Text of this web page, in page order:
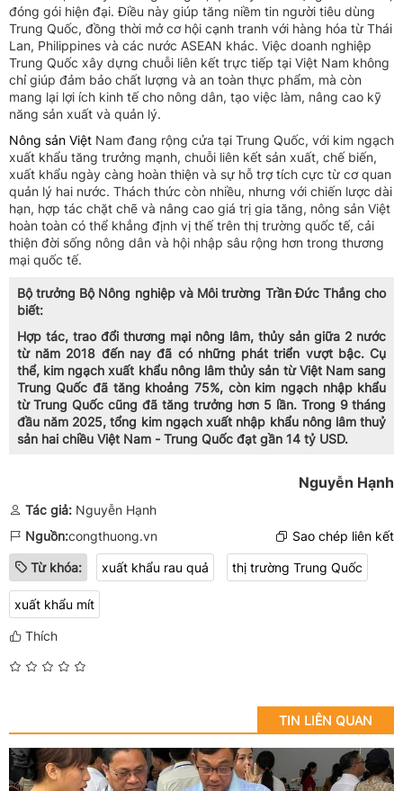
đóng gói hiện đại. Điều này giúp tăng niềm tin người tiêu dùng
Trung Quốc, đồng thời mở cơ hội cạnh tranh với hàng hóa từ Thái
Lan, Philippines và các nước ASEAN khác. Việc doanh nghiệp
Trung Quốc xây dựng chuỗi liên kết trực tiếp tại Việt Nam không
chỉ giúp đảm bảo chất lượng và an toàn thực phẩm, mà còn
mang lại lợi ích kinh tế cho nông dân, tạo việc làm, nâng cao kỹ
năng sản xuất và quản lý.
Nông sản Việt Nam đang rộng cửa tại Trung Quốc, với kim ngạch
xuất khẩu tăng trưởng mạnh, chuỗi liên kết sản xuất, chế biến,
xuất khẩu ngày càng hoàn thiện và sự hỗ trợ tích cực từ cơ quan
quản lý hai nước. Thách thức còn nhiều, nhưng với chiến lược dài
hạn, hợp tác chặt chẽ và nâng cao giá trị gia tăng, nông sản Việt
hoàn toàn có thể khẳng định vị thế trên thị trường quốc tế, cải
thiện đời sống nông dân và hội nhập sâu rộng hơn trong thương
mại quốc tế.
Bộ trưởng Bộ Nông nghiệp và Môi trường Trần Đức Thắng cho
biết:
Hợp tác, trao đổi thương mại nông lâm, thủy sản giữa 2 nước
từ năm 2018 đến nay đã có những phát triển vượt bậc. Cụ
thể, kim ngạch xuất khẩu nông lâm thủy sản từ Việt Nam sang
Trung Quốc đã tăng khoảng 75%, còn kim ngạch nhập khẩu
từ Trung Quốc cũng đã tăng trưởng hơn 5 lần. Trong 9 tháng
đầu năm 2025, tổng kim ngạch xuất nhập khẩu nông lâm thuỷ
sản hai chiều Việt Nam - Trung Quốc đạt gần 14 tỷ USD.
Nguyễn Hạnh
Tác giả: Nguyễn Hạnh
Nguồn:congthuong.vn Sao chép liên kết
Từ khóa: xuất khẩu rau quả thị trường Trung Quốc
xuất khẩu mít
Thích
TIN LIÊN QUAN